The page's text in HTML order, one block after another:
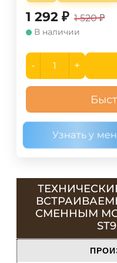
1 292 ₽ 1 520 ₽
В наличии
- +
Узнать у
СМЕННЫМ